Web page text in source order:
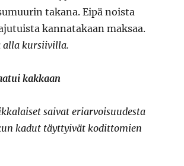
takana. Eipä noista
kannatakaan maksaa.
alla kursiivilla.
kakkaan
saivat eriarvoisuudesta
kadut täyttyivät kodittomien